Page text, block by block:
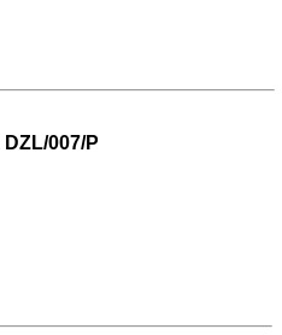
DZL/007/P